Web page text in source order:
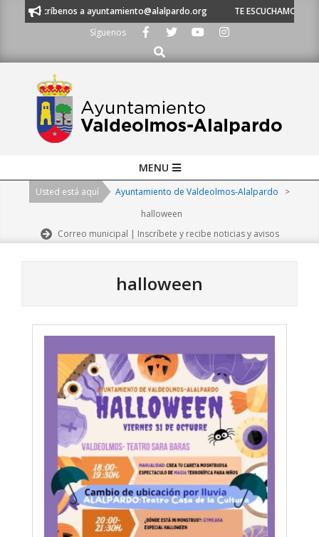
a ayuntamiento@alalpardo.org
TE ESCUCHAMOS - Llámanos al
Síguenos
Buscar
Navigation
MENU
Usted está aquí Ayuntamiento de Valdeolmos-Alalpardo
>
halloween
Correo municipal | Inscríbete y recibe noticias y avisos
halloween